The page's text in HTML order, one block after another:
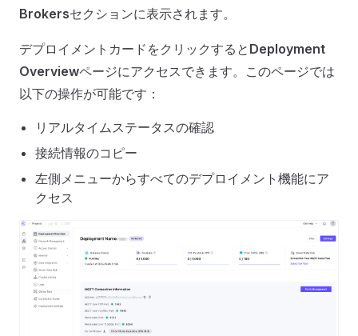
Brokersセクションに表示されます。
デプロイメントカードをクリックすると Deployment
Overviewページにアクセスできます。このページでは
以下の操作が可能です：
リアルタイムステータスの確認
接続情報のコピー
左側メニューからすべてのデプロイメント機能にア
クセス